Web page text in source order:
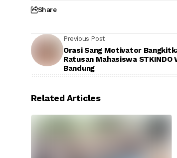
Share
Previous Post
Orasi Sang Motivator
Ratusan Mahasiswa STKINDO
Bandung
Related Articles